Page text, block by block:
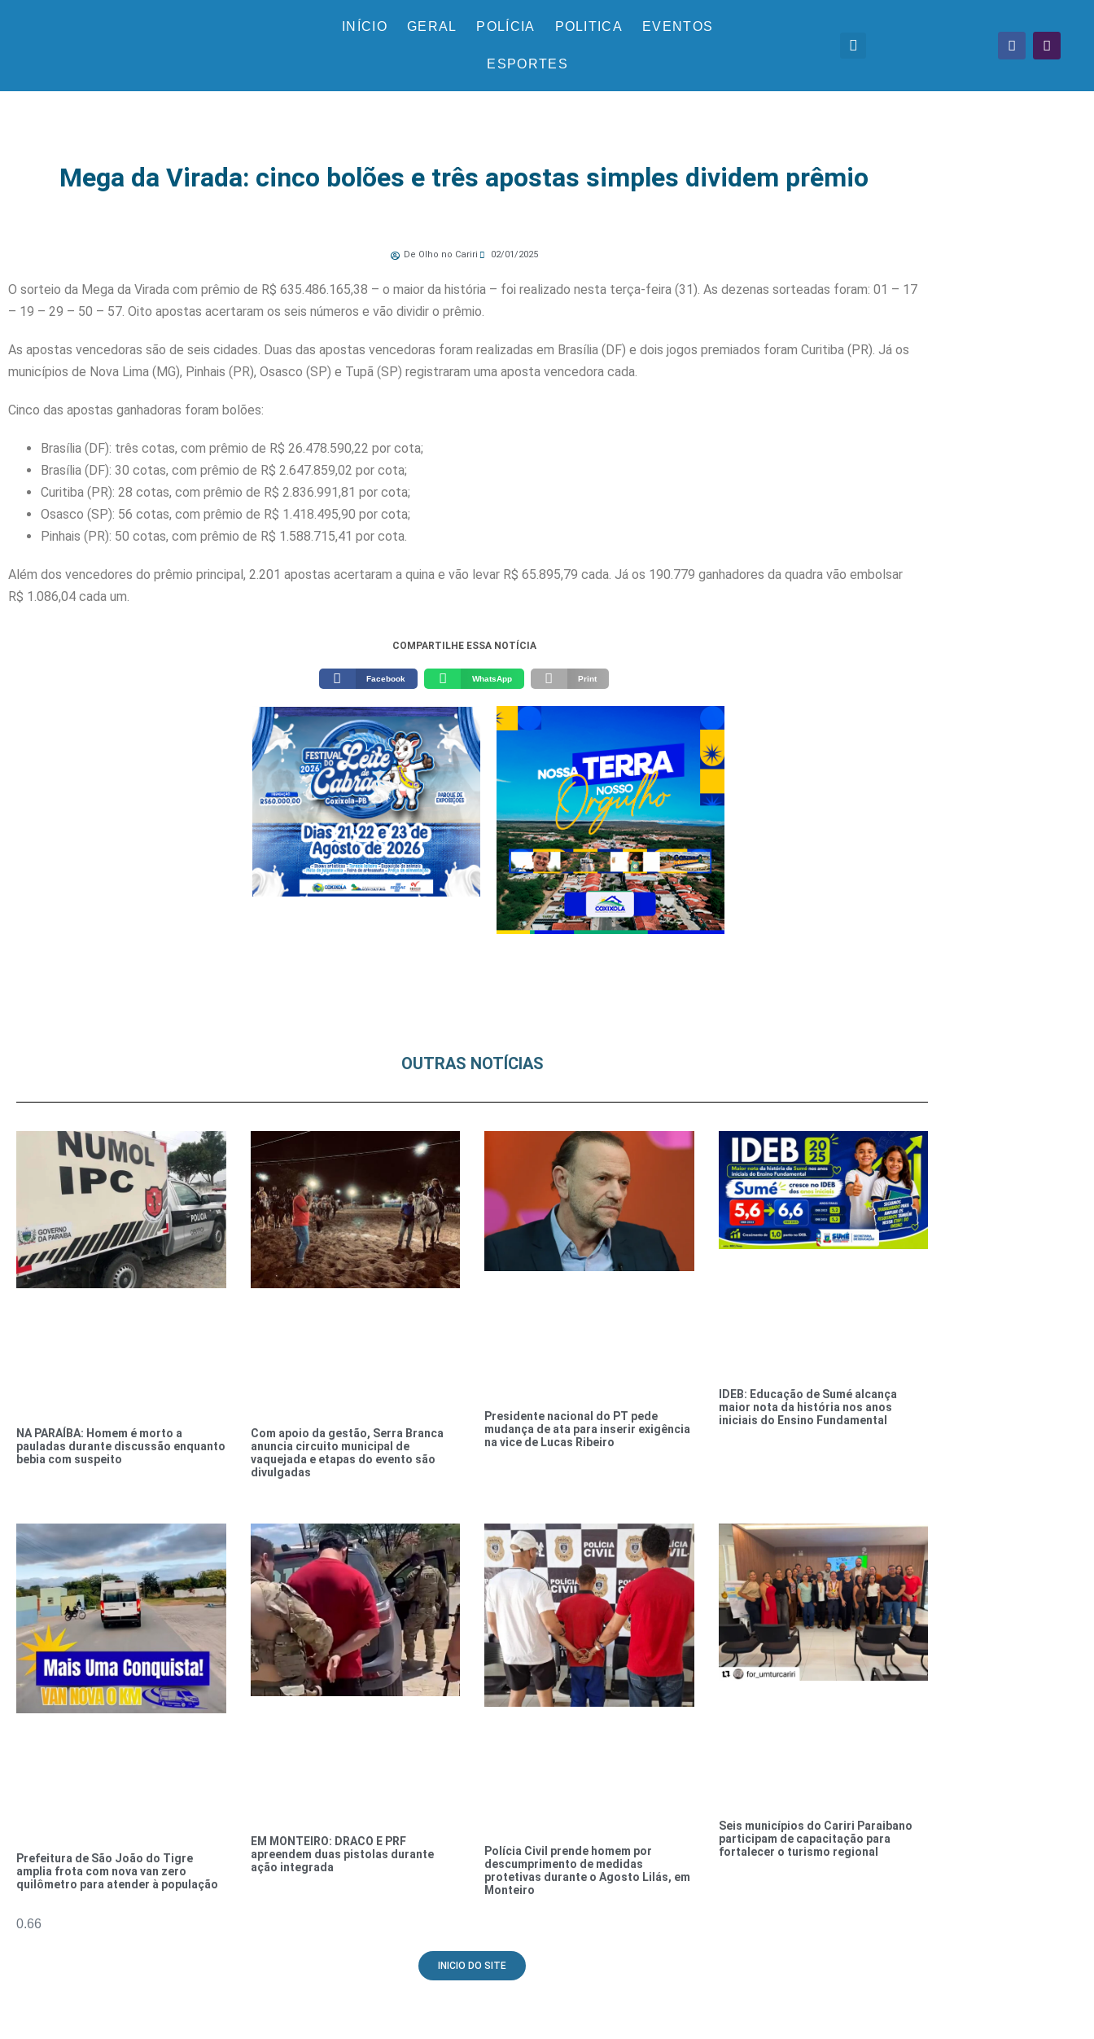
INÍCIO GERAL POLÍCIA POLITICA EVENTOS
ESPORTES
Mega da Virada: cinco bolões e três apostas simples dividem prêmio
De Olho no Cariri 02/01/2025
O sorteio da Mega da Virada com prêmio de R$ 635.486.165,38 – o maior da história – foi realizado nesta terça-feira (31). As dezenas sorteadas foram: 01 – 17
– 19 – 29 – 50 – 57. Oito apostas acertaram os seis números e vão dividir o prêmio.
As apostas vencedoras são de seis cidades. Duas das apostas vencedoras foram realizadas em Brasília (DF) e dois jogos premiados foram Curitiba (PR). Já os
municípios de Nova Lima (MG), Pinhais (PR), Osasco (SP) e Tupã (SP) registraram uma aposta vencedora cada.
Cinco das apostas ganhadoras foram bolões:
Brasília (DF): três cotas, com prêmio de R$ 26.478.590,22 por cota;
Brasília (DF): 30 cotas, com prêmio de R$ 2.647.859,02 por cota;
Curitiba (PR): 28 cotas, com prêmio de R$ 2.836.991,81 por cota;
Osasco (SP): 56 cotas, com prêmio de R$ 1.418.495,90 por cota;
Pinhais (PR): 50 cotas, com prêmio de R$ 1.588.715,41 por cota.
Além dos vencedores do prêmio principal, 2.201 apostas acertaram a quina e vão levar R$ 65.895,79 cada. Já os 190.779 ganhadores da quadra vão embolsar
R$ 1.086,04 cada um.
COMPARTILHE ESSA NOTÍCIA
Facebook WhatsApp Print
OUTRAS NOTÍCIAS
NA PARAÍBA: Homem é morto a
pauladas durante discussão enquanto
bebia com suspeito
Com apoio da gestão, Serra Branca
anuncia circuito municipal de
vaquejada e etapas do evento são
divulgadas
Presidente nacional do PT pede
mudança de ata para inserir exigência
na vice de Lucas Ribeiro
IDEB: Educação de Sumé alcança
maior nota da história nos anos
iniciais do Ensino Fundamental
Prefeitura de São João do Tigre
amplia frota com nova van zero
quilômetro para atender à população
EM MONTEIRO: DRACO E PRF
apreendem duas pistolas durante
ação integrada
Polícia Civil prende homem por
descumprimento de medidas
protetivas durante o Agosto Lilás, em
Monteiro
Seis municípios do Cariri Paraibano
participam de capacitação para
fortalecer o turismo regional
INICIO DO SITE